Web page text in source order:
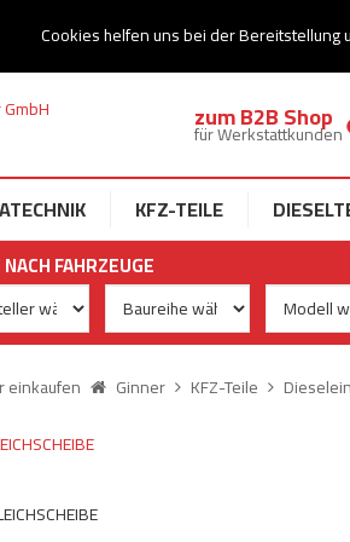
Cookies helfen uns bei der Bereitstellung
für Dieseltechnik
zum B2B Shop
für Werkstattkunden
KFZ-TEILE
FAHRZEUGE
einkaufen Ginner KFZ-Teile